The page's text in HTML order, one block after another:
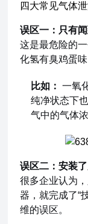
四大常见气体
误区一：只有
这是最危险的
化氢有臭鸡蛋
比如： 一氧
纯净状态下
气中的气体
误区二：安装
很多企业认为
器，就完成了“
维的误区。